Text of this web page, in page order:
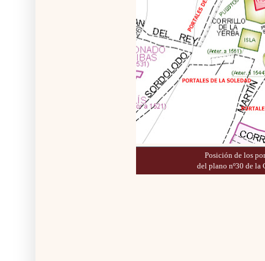
Posición de los
del plano nº30 de